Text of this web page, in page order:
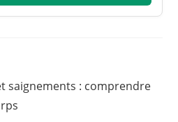
saignements : comprendre